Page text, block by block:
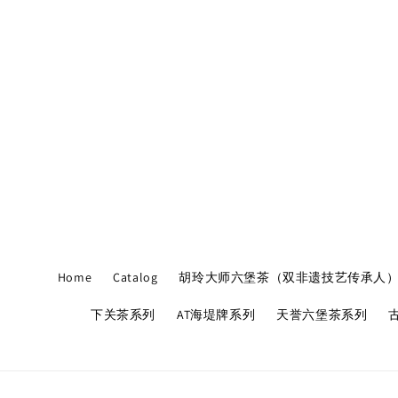
Home Catalog 胡玲大师六堡茶（双非遗技艺传承人
下关茶系列 AT海堤牌系列 天誉六堡茶系列